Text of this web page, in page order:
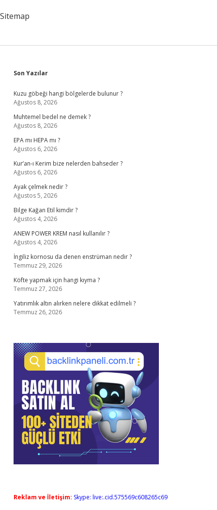
Sitemap
Sidebar
Son Yazılar
Kuzu göbeği hangi bölgelerde bulunur ?
Ağustos 8, 2026
Muhtemel bedel ne demek ?
Ağustos 8, 2026
EPA mı HEPA mı ?
Ağustos 6, 2026
Kur’an-ı Kerim bize nelerden bahseder ?
Ağustos 6, 2026
Ayak çelmek nedir ?
Ağustos 5, 2026
Bilge Kağan Etil kimdir ?
Ağustos 4, 2026
ANEW POWER KREM nasıl kullanılır ?
Ağustos 4, 2026
İngiliz kornosu da denen enstrüman nedir ?
Temmuz 29, 2026
Köfte yapmak için hangi kıyma ?
Temmuz 27, 2026
Yatırımlık altın alırken nelere dikkat edilmeli ?
Temmuz 26, 2026
Reklam ve İletişim: Skype: live:.cid.575569c608265c69